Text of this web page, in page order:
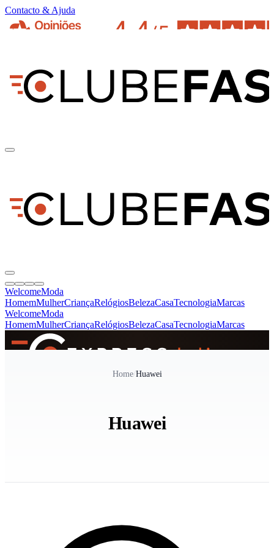
Contacto & Ajuda
WelcomeModa
HomemMulherCriançaRelógiosBelezaCasaTecnologiaMarcas
WelcomeModa
HomemMulherCriançaRelógiosBelezaCasaTecnologiaMarcas
Home/Huawei
Huawei